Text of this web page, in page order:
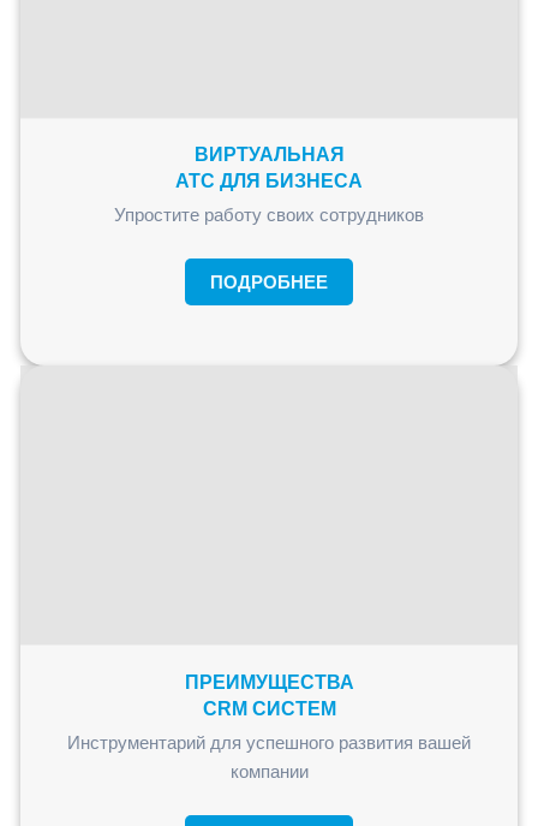
ВИРТУАЛЬНАЯ
АТС ДЛЯ БИЗНЕСА
Упростите работу своих сотрудников
ПОДРОБНЕЕ
ПРЕИМУЩЕСТВА
CRM СИСТЕМ
Инструментарий для успешного развития вашей
компании